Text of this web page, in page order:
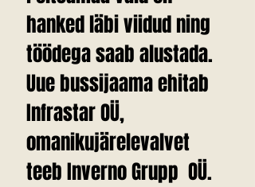
hanked läbi viidud ning
töödega saab alustada.
Uue bussijaama ehitab
Infrastar OÜ,
omanikujärelevalvet
teeb Inverno Grupp  OÜ.